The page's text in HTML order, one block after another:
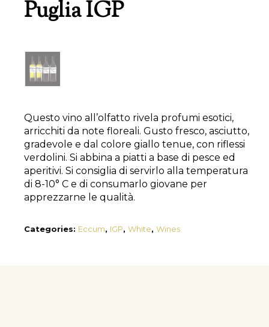
Puglia IGP
Questo vino all’olfatto rivela profumi esotici,
arricchiti da note floreali. Gusto fresco, asciutto,
gradevole e dal colore giallo tenue, con riflessi
verdolini. Si abbina a piatti a base di pesce ed
aperitivi. Si consiglia di servirlo alla temperatura
di 8-10° C e di consumarlo giovane per
apprezzarne le qualità.
Categories: Eccum, IGP, White, Wines